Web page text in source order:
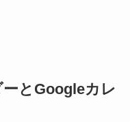
とGoogleカレ